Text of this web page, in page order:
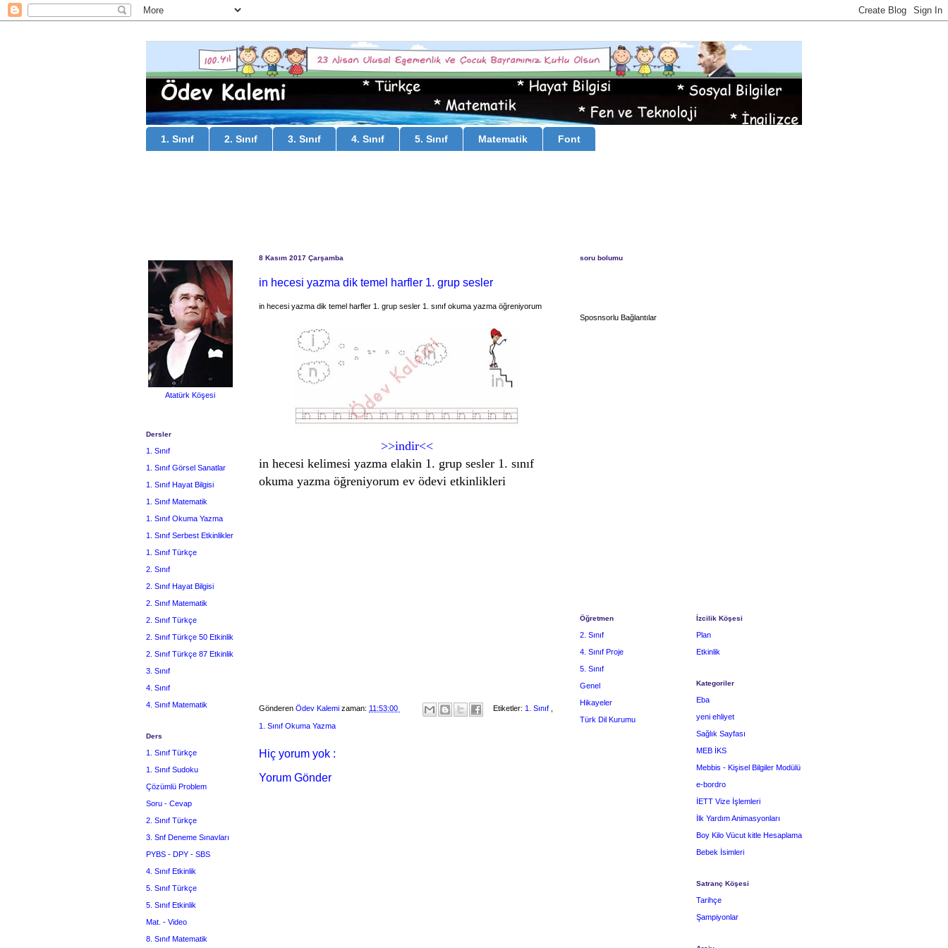
1. Sınıf 2. Sınıf 3. Sınıf 4. Sınıf 5. Sınıf Matematik Font
8 Kasım 2017 Çarşamba
in hecesi yazma dik temel harfler 1. grup sesler
in hecesi yazma dik temel harfler 1. grup sesler 1. sınıf okuma yazma öğreniyorum
>>indir<<
in hecesi kelimesi yazma elakin 1. grup sesler 1. sınıf
okuma yazma öğreniyorum ev ödevi etkinlikleri
Gönderen Ödev Kalemi zaman: 11:53:00 Etiketler: 1. Sınıf
1. Sınıf Okuma Yazma
Hiç yorum yok :
Yorum Gönder
Atatürk Köşesi
Dersler
1. Sınıf
1. Sınıf Görsel Sanatlar
1. Sınıf Hayat Bilgisi
1. Sınıf Matematik
1. Sınıf Okuma Yazma
1. Sınıf Serbest Etkinlikler
1. Sınıf Türkçe
2. Sınıf
2. Sınıf Hayat Bilgisi
2. Sınıf Matematik
2. Sınıf Türkçe
2. Sınıf Türkçe 50 Etkinlik
2. Sınıf Türkçe 87 Etkinlik
3. Sınıf
4. Sınıf
4. Sınıf Matematik
Ders
1. Sınıf Türkçe
1. Sınıf Sudoku
Çözümlü Problem
Soru - Cevap
2. Sınıf Türkçe
3. Snf Deneme Sınavları
PYBS - DPY - SBS
4. Sınıf Etkinlik
5. Sınıf Türkçe
5. Sınıf Etkinlik
Mat. - Video
8. Sınıf Matematik
soru bolumu
Sposnsorlu Bağlantılar
Öğretmen
2. Sınıf
4. Sınıf Proje
5. Sınıf
Genel
Hikayeler
Türk Dil Kurumu
İzcilik Köşesi
Plan
Etkinlik
Kategoriler
Eba
yeni ehliyet
Sağlık Sayfası
MEB İKS
Mebbis - Kişisel Bilgiler Modülü
e-bordro
İETT Vize İşlemleri
İlk Yardım Animasyonları
Boy Kilo Vücut kitle Hesaplama
Bebek İsimleri
Satranç Köşesi
Tarihçe
Şampiyonlar